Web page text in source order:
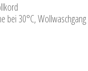
bei 30°C, Wollwaschgang